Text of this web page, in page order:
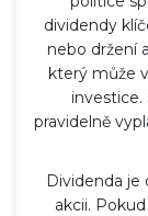
dividendy
nebo držení
který může
pravidelně
Dividenda je
akcii.